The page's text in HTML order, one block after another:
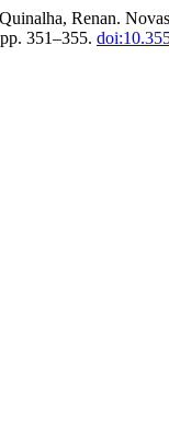
Renan.
351–355.